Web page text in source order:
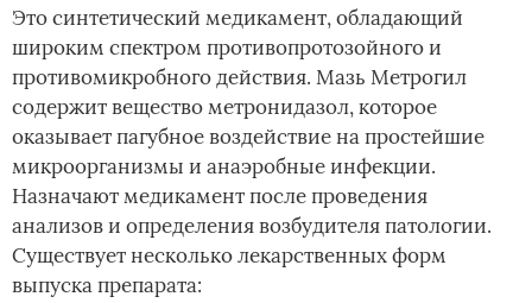
Это синтетический медикамент, обладающий
широким спектром противопротозойного и
противомикробного действия. Мазь Метрогил
содержит вещество метронидазол, которое
оказывает пагубное воздействие на простейшие
микроорганизмы и анаэробные инфекции.
Назначают медикамент после проведения
анализов и определения возбудителя патологии.
Существует несколько лекарственных форм
выпуска препарата: